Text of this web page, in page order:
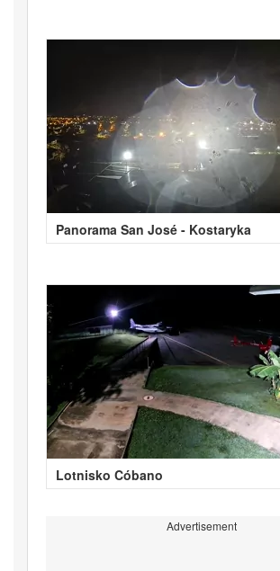
Panorama San José - Kostaryka
Lotnisko Cóbano
Advertisement